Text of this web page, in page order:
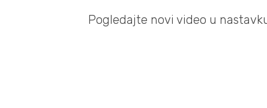
Pogledajte novi video u